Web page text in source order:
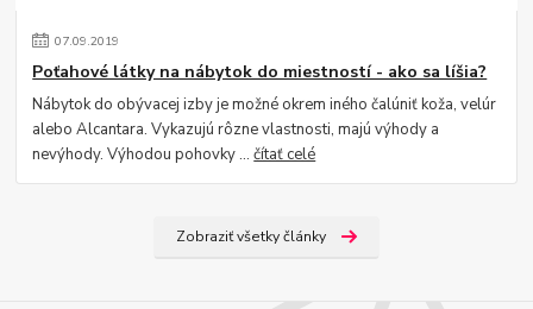
07.09.2019
Poťahové látky na nábytok do miestností - ako sa líšia?
Nábytok do obývacej izby je možné okrem iného čalúniť koža, velúr
alebo Alcantara. Vykazujú rôzne vlastnosti, majú výhody a
nevýhody. Výhodou pohovky ...čítať celé
Zobraziť všetky články